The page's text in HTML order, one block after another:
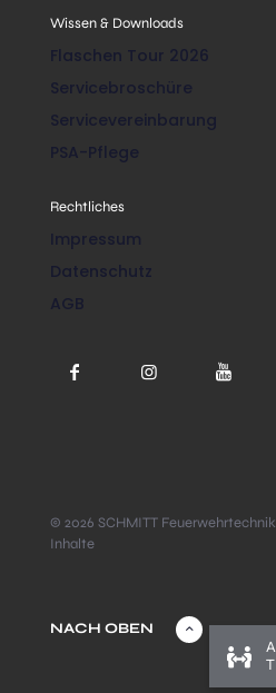
Wissen & Downloads
Flaschen Tour 2026
Servicebroschüre
Servicevereinbarung
PSA-Pflege
Rechtliches
Impressum
Datenschutz
AGB
© 2026 SCHMITT
Inhalte
NACH OBEN